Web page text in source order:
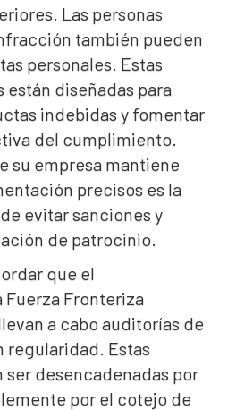
Las personas
también pueden
personales. Estas
están diseñadas para
indebidas y fomentar
del cumplimiento.
su empresa mantiene
precisos es la
evitar sanciones y
de patrocinio.
que el
Fuerza Fronteriza
a cabo auditorías de
Estas
desencadenadas por
por el cotejo de